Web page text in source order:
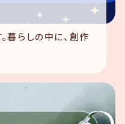
暮らしの中に、創作